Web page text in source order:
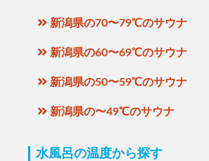
新潟県の70〜79℃のサウナ
新潟県の60〜69℃のサウナ
新潟県の50〜59℃のサウナ
新潟県の〜49℃のサウナ
水風呂の温度から探す